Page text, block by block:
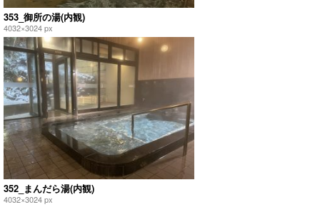
353_御所の湯(内観)
4032×3024 px
352_まんだら湯(内観)
4032×3024 px